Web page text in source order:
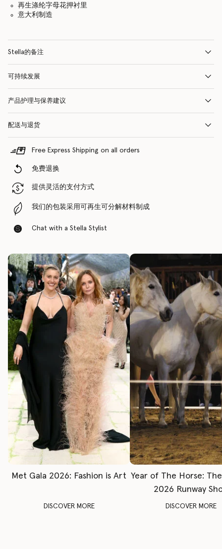
再生涤纶字母花押衬里
意大利制造
Stella的备注
可持续发展
产品护理与保养建议
配送与退货
Free Express Shipping on all orders
免费退换
提供灵活的支付方式
我们的包装采用可再生可分解材料制成
Chat with a Stella Stylist
Met Gala 2026: Fashion is Art
DISCOVER MORE
Year of The Horse:
2026 Runway
DISCOVER MORE